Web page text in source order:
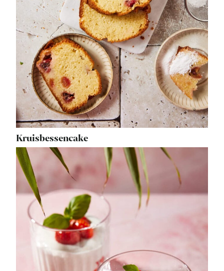
Kruisbessencake